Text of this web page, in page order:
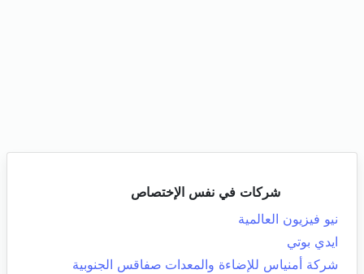
شركات في نفس الإختصاص
نيو فيزيون العالمية
ايدي بوتي
شركة أمنياس للإضاءة والمعدات صفاقس الجنوبية